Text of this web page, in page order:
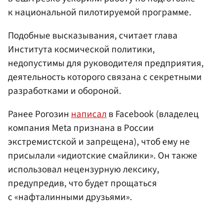
к национальной пилотируемой программе.
Подобные высказывания, считает глава
Института космической политики,
недопустимы для руководителя предприятия,
деятельность которого связана с секретными
разработками и обороной.
Ранее Рогозиннаписалв Facebook (владелец
компания Meta признана в России
экстремистской и запрещена), чтоб ему не
присылали «идиотские смайлики». Он также
использовал нецензурную лексику,
предупредив, что будет прощаться
с «нафталинными друзьями».